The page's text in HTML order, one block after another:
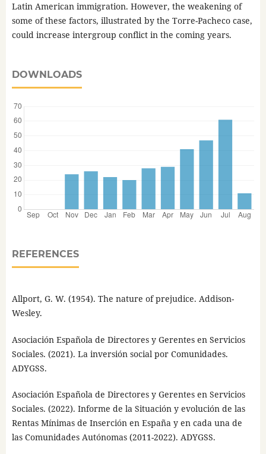
Latin American immigration. However, the weakening of
some of these factors, illustrated by the Torre-Pacheco case,
could increase intergroup conflict in the coming years.
DOWNLOADS
REFERENCES
Allport, G. W. (1954). The nature of prejudice. Addison-
Wesley.
Asociación Española de Directores y Gerentes en Servicios
Sociales. (2021). La inversión social por Comunidades.
ADYGSS.
Asociación Española de Directores y Gerentes en Servicios
Sociales. (2022). Informe de la Situación y evolución de las
Rentas Mínimas de Inserción en España y en cada una de
las Comunidades Autónomas (2011-2022). ADYGSS.